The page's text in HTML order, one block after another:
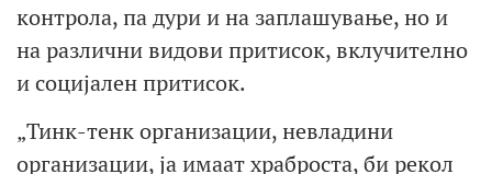
контрола, па дури и на заплашување, но и
на различни видови притисок, вклучително
и социјален притисок.
„Тинк-тенк организации, невладини
организации, ја имаат храброста, би рекол